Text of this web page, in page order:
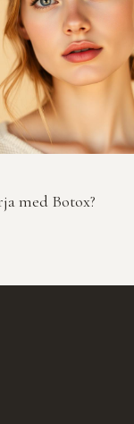
med Botox?